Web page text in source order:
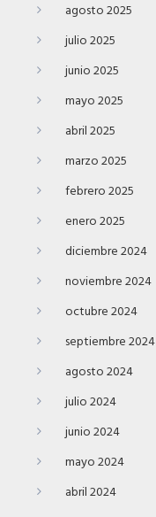
agosto 2025
julio 2025
junio 2025
mayo 2025
abril 2025
marzo 2025
febrero 2025
enero 2025
diciembre 2024
noviembre 2024
octubre 2024
septiembre 2024
agosto 2024
julio 2024
junio 2024
mayo 2024
abril 2024